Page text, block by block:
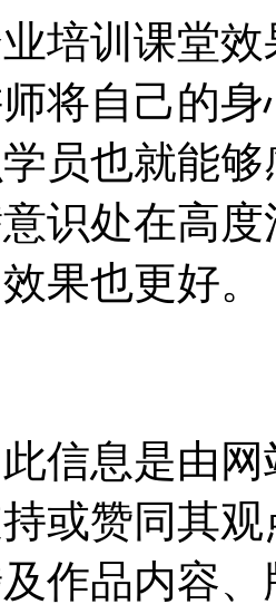
训课堂效
将自己的
员也就能
识处在高
果也更好。
信息是由
或赞同其
作品内容